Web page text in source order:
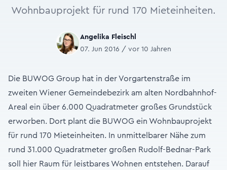
Wohnbauprojekt für rund 170 Mieteinheiten.
Angelika Fleischl
07. Jun 2016 / vor 10 Jahren
Die BUWOG Group hat in der Vorgartenstraße im
zweiten Wiener Gemeindebezirk am alten Nordbahnhof-
Areal ein über 6.000 Quadratmeter großes Grundstück
erworben. Dort plant die BUWOG ein Wohnbauprojekt
für rund 170 Mieteinheiten. In unmittelbarer Nähe zum
rund 31.000 Quadratmeter großen Rudolf-Bednar-Park
soll hier Raum für leistbares Wohnen entstehen. Darauf